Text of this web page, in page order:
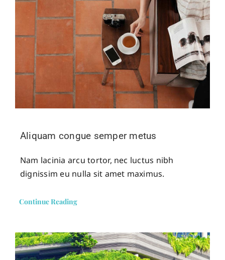
Aliquam congue semper metus
Nam lacinia arcu tortor, nec luctus nibh
dignissim eu nulla sit amet maximus.
Continue Reading